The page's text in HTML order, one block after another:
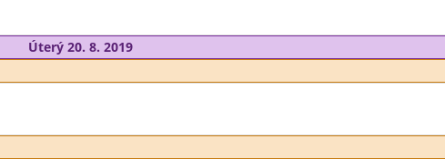
Úterý 20. 8. 2019